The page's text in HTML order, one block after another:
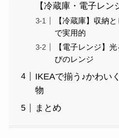
【冷蔵庫・電子レン
【冷蔵庫】収納
で実用的
【電子レンジ】
びのレンジ
IKEAで揃う♪かわい
物
まとめ